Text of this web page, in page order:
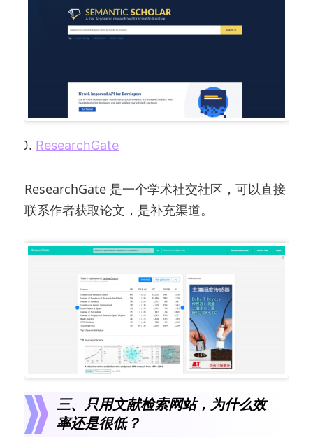
ResearchGate
ResearchGate 是一个学术社交社区，可以直接
联系作者获取论文，是补充渠道。
三、只用文献检索网站，为什么效
率还是很低？